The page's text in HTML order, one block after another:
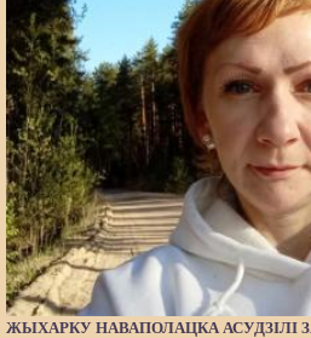
ЖЫХАРКУ НАВАПОЛАЦКА АСУДЗІЛІ